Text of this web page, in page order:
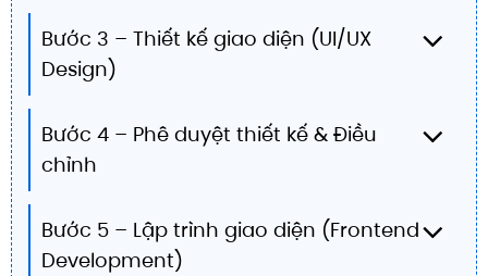
Bước 3 – Thiết kế giao diện (UI/UX
Design)
Bước 4 – Phê duyệt thiết kế & Điều
chỉnh
Bước 5 – Lập trình giao diện (Frontend
Development)